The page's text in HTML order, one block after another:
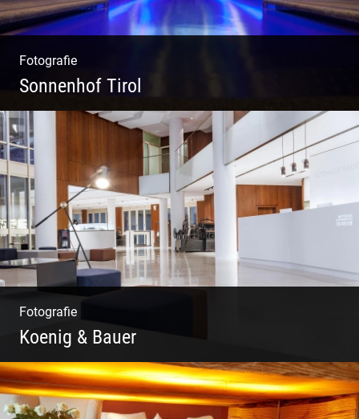
Fotografie
Sonnenhof Tirol
Freundliches Team | Moderne Zimmer |
Luxuriöser Spa | Coole Köche
Fotografie
Koenig & Bauer
Moderne Architektur | Offen & Futuristisch |
Foyer Gestaltung | Weite Räume